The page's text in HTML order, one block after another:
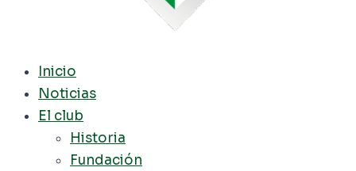
Inicio
Noticias
El club
Historia
Fundación